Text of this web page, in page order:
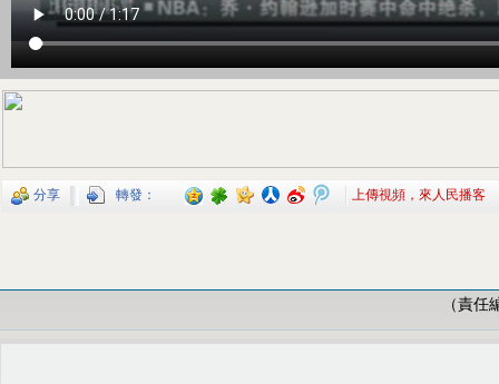
分享 轉發： 上傳視頻，來人民播客
（責任